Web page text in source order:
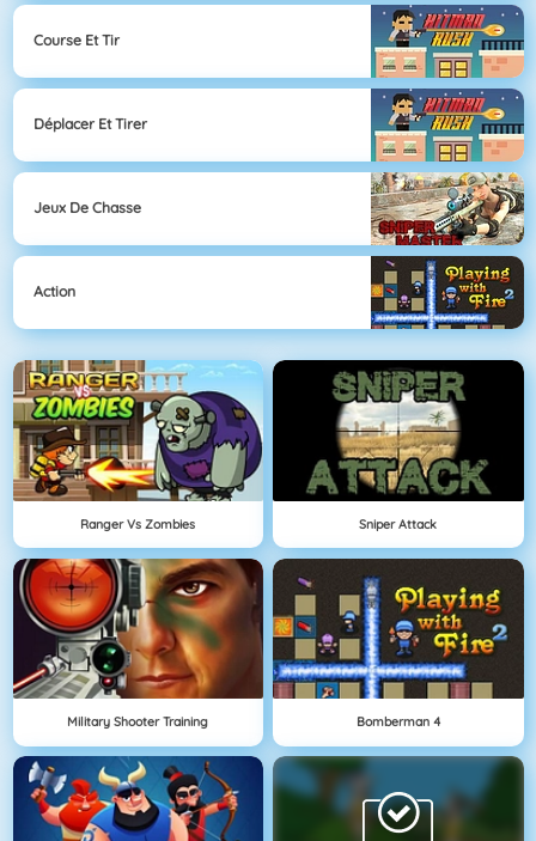
Course Et Tir
Déplacer Et Tirer
Jeux De Chasse
Action
Ranger Vs Zombies Sniper Attack
Military Shooter Training Bomberman 4